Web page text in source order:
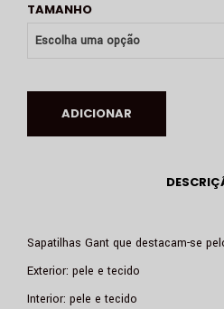
TAMANHO
ADICIONAR
Sapatilhas Gant que destacam-se
Exterior: pele e tecido
Interior: pele e tecido